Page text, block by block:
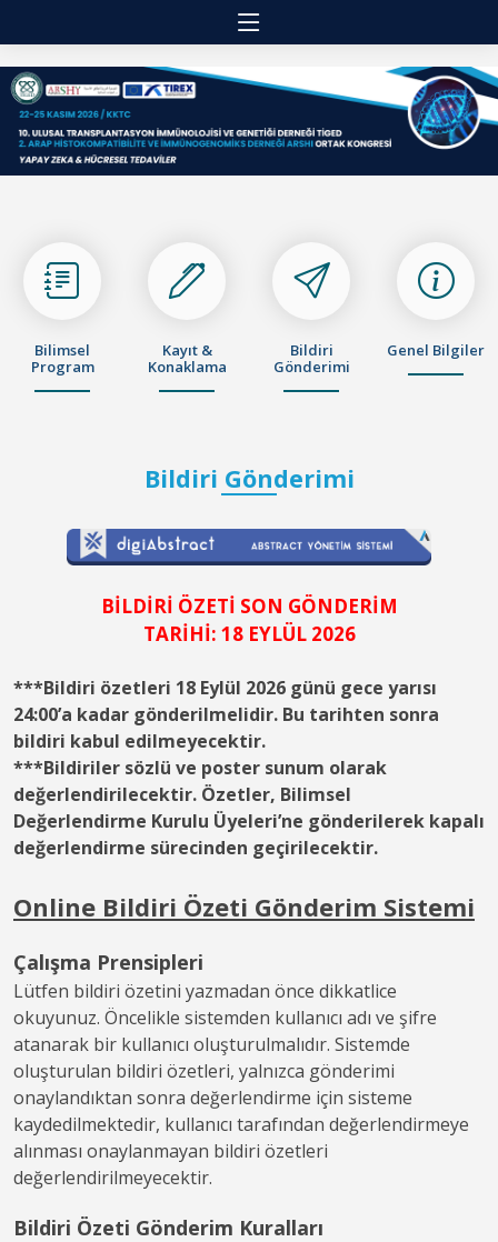
Bilimsel
Program
Kayıt &
Konaklama
Bildiri
Gönderimi
Genel Bilgiler
Bildiri Gönderimi
BİLDİRİ ÖZETİ SON GÖNDERİM
TARİHİ: 18 EYLÜL 2026
***Bildiri özetleri 18 Eylül 2026 günü gece yarısı
24:00’a kadar gönderilmelidir. Bu tarihten sonra
bildiri kabul edilmeyecektir.
***Bildiriler sözlü ve poster sunum olarak
değerlendirilecektir. Özetler, Bilimsel
Değerlendirme Kurulu Üyeleri’ne gönderilerek kapalı
değerlendirme sürecinden geçirilecektir.
Online Bildiri Özeti Gönderim Sistemi
Çalışma Prensipleri
Lütfen bildiri özetini yazmadan önce dikkatlice
okuyunuz. Öncelikle sistemden kullanıcı adı ve şifre
atanarak bir kullanıcı oluşturulmalıdır. Sistemde
oluşturulan bildiri özetleri, yalnızca gönderimi
onaylandıktan sonra değerlendirme için sisteme
kaydedilmektedir, kullanıcı tarafından değerlendirmeye
alınması onaylanmayan bildiri özetleri
değerlendirilmeyecektir.
Bildiri Özeti Gönderim Kuralları